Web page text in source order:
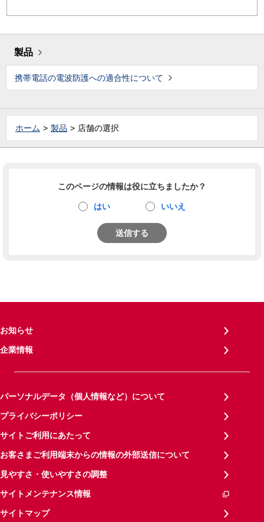
製品
携帯電話の電波防護への適合性について
ホーム 製品 店舗の選択
このページの情報は役に立ちましたか？
はい いいえ
送信する
お知らせ
企業情報
パーソナルデータ（個人情報など）について
プライバシーポリシー
サイトご利用にあたって
お客さまご利用端末からの情報の外部送信について
見やすさ・使いやすさの調整
サイトメンテナンス情報
サイトマップ